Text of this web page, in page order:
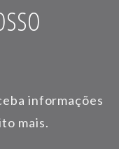
informações
mais.